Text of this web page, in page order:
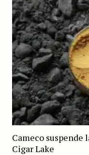
Cameco
Cigar Lake